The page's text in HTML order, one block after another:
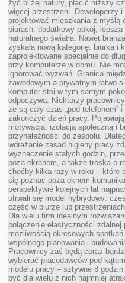
żyć bliżej natury, płacić niższy
więcej przestrzeni. Deweloperzy
projektować mieszkania z myślą
biurach: dodatkowy pokój,
naturalnego światła. Nawet
zyskała nową kategorię: biurka i
zaprojektowane specjalnie do
przy komputerze w domu. Nie
ignorować wyzwań. Granica
zawodowym a prywatnym łatwo
komputer stoi w tym samym
odpoczywa. Niektórzy
że są cały czas „pod telefonem”
zakończyć dzień pracy.
motywacją, izolacją społeczną i
przynależności do zespołu.
wdrażanie zasad higieny pracy
wyznaczenie stałych godzin,
poza ekranem, a także troska o
choćby kilka razy w roku – które
się poznać poza oknem
perspektywie kolejnych lat
utrwali się model hybrydowy:
część w biurze lub
Dla wielu firm idealnym
połączenie elastyczności zdalnej
możliwością okresowych
wspólnego planowania i
Pracownicy zaś będą coraz
wybierać pracodawców pod
modelu pracy – sztywne 8
być dla wielu z nich najmniej